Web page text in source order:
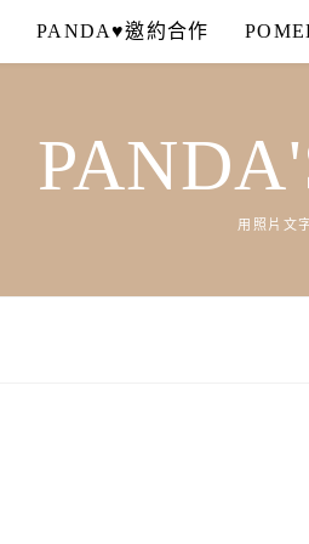
PANDA♥邀約合作
用照片文